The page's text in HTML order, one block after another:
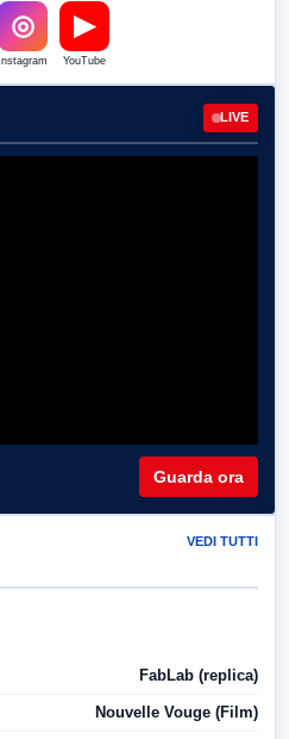
◎
Instagram
▶
YouTube
LIVE
Guarda ora
VEDI TUTTI
FabLab (replica)
Nouvelle Vouge (Film)